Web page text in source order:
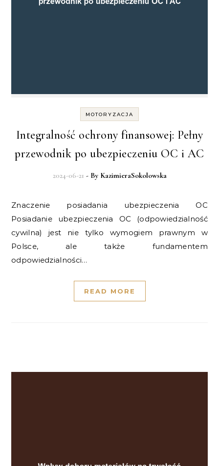
MOTORYZACJA
Integralność ochrony finansowej: Pełny
przewodnik po ubezpieczeniu OC i AC
2024-06-21 - By KazimieraSokolowska
Znaczenie posiadania ubezpieczenia OC
Posiadanie ubezpieczenia OC (odpowiedzialność
cywilna) jest nie tylko wymogiem prawnym w
Polsce, ale także fundamentem
odpowiedzialności…
READ MORE